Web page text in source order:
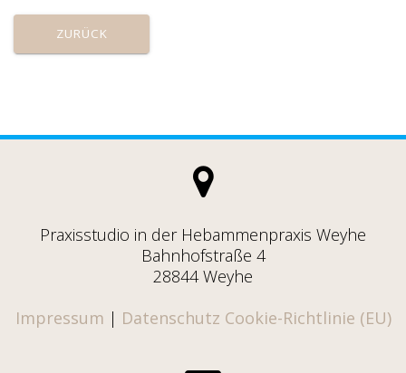
ZURÜCK
Praxisstudio in der Hebammenpraxis Weyhe
Bahnhofstraße 4
28844 Weyhe
Impressum | Datenschutz Cookie-Richtlinie (EU)